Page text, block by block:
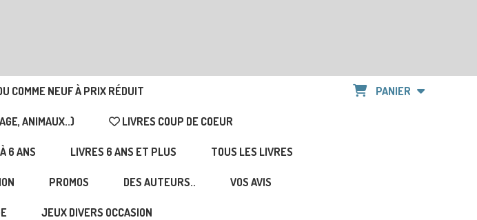
COMME NEUF À PRIX RÉDUIT
ANIMAUX..) LIVRES COUP DE COEUR
6 ANS LIVRES 6 ANS ET PLUS TOUS LES LIVRES
PROMOS DES AUTEURS.. VOS AVIS
JEUX DIVERS OCCASION
PANIER